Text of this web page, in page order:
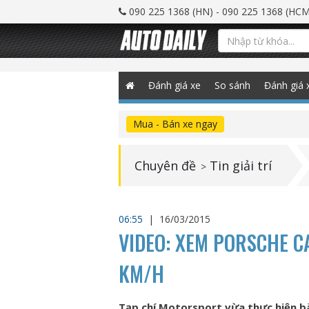
090 225 1368 (HN) - 090 225 1368
Đánh giá xe So sánh Đánh giá
Mua - Bán xe ngay
Chuyên đề > Tin giải trí
06:55
| 16/03/2015
VIDEO: XEM PORSCHE
KM/H